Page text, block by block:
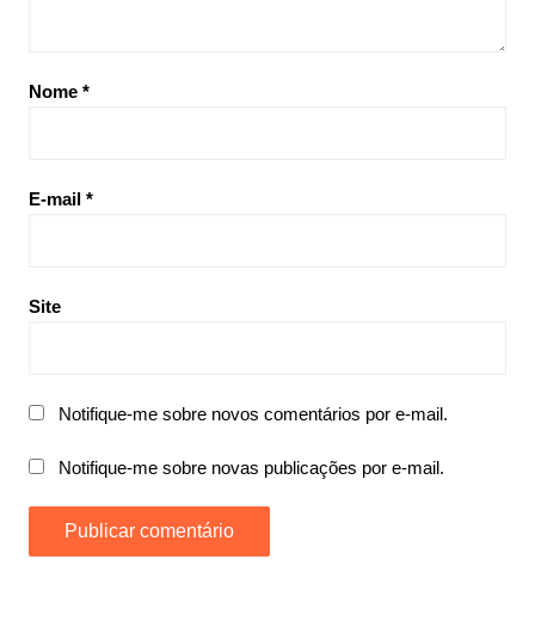
Nome *
E-mail *
Site
Notifique-me sobre novos comentários por e-mail.
Notifique-me sobre novas publicações por e-mail.